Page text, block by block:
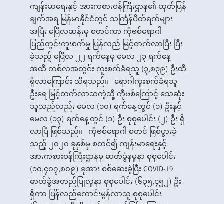
ကျန်းမာရေးနှင့် အားကစားဝန်ကြီးဌာန၏ ထုတ်ပြန်
ချက်အရ မြန်မာနိုင်ငံတွင် သင်္ကြန်ပိတ်ရက်များ
အပြီး ဧပြီလဆန်းမှ စတင်ကာ ကိုဗစ်ရောဂါ
ပြည်တွင်းကူးစက်မှု ပြန်လည် မြင့်တက်လာပြီး ပြီး
ခဲ့သည့် ဧပြီလ ၂၂ ရက်နေ့မှ မေလ ၂၃ ရက်နေ့
အထိ တစ်လအတွင်း ကူးစက်ခံရသူ (၃,၈၃၉) ဦးထိ
ရှိလာကြောင်း သိရသည်။ ရောဂါကူးစက်ခံရသူ
ဦးရေ မြင့်တက်လာသကဲ့သို့ ကိုဗစ်ကြောင့် သေဆုံး
သူသည်လည်း မေလ (၁၀) ရက်နေ့တွင် (၁) ဦးနှင့်
မေလ (၁၃) ရက်နေ့တွင် (၁) ဦး စုစုပေါင်း (၂) ဦး ရှိ
လာပြီ ဖြစ်သည်။ ကိုဗစ်ရောဂါ စတင် ဖြစ်ပွားခဲ့
သည့် ၂၀၂၀ ခုနှစ်မှ စတင်၍ ကျန်းမာရေးနှင့်
အားကစားဝန်ကြီးဌာနမှ ဓာတ်ခွဲနမူနာ စုစုပေါင်း
(၁၀,၄၀၇,၈၀၉) ခုအား စစ်ဆေးခဲ့ပြီး COVID-19
ဓာတ်ခွဲအတည်ပြုလူနာ စုစုပေါင်း (၆၃၅,၄၅၂) ဦး
ရှိကာ ပြန်လည်ကောင်းမွန်လာသူ စုစုပေါင်း